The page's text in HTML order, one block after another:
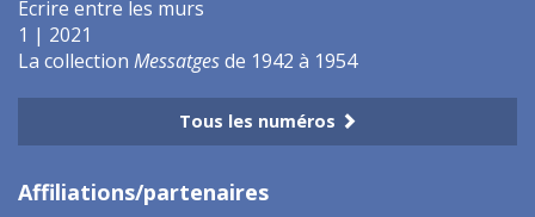
Écrire entre les murs
1 | 2021
La collection Messatgesde 1942 à 1954
Tous les numéros
Affiliations/partenaires